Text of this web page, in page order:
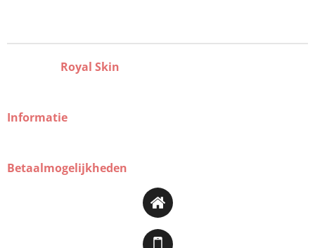
Royal Skin
Informatie
Betaalmogelijkheden